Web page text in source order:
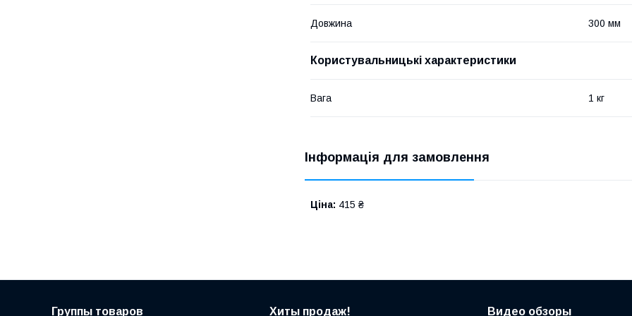
Довжина 300 мм
Користувальницькі характеристики
Вага 1 кг
Інформація для замовлення
Ціна: 415 ₴
Группы товаров Хиты продаж! Видео обзоры